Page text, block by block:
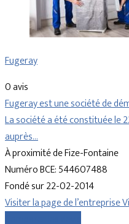
Fugeray
0 avis
Fugeray est une société de
La société a été constituée le
auprès…
À proximité de Fize-Fontaine
Numéro BCE: 544607488
Fondé sur 22-02-2014
Visiter la page de l’entreprise